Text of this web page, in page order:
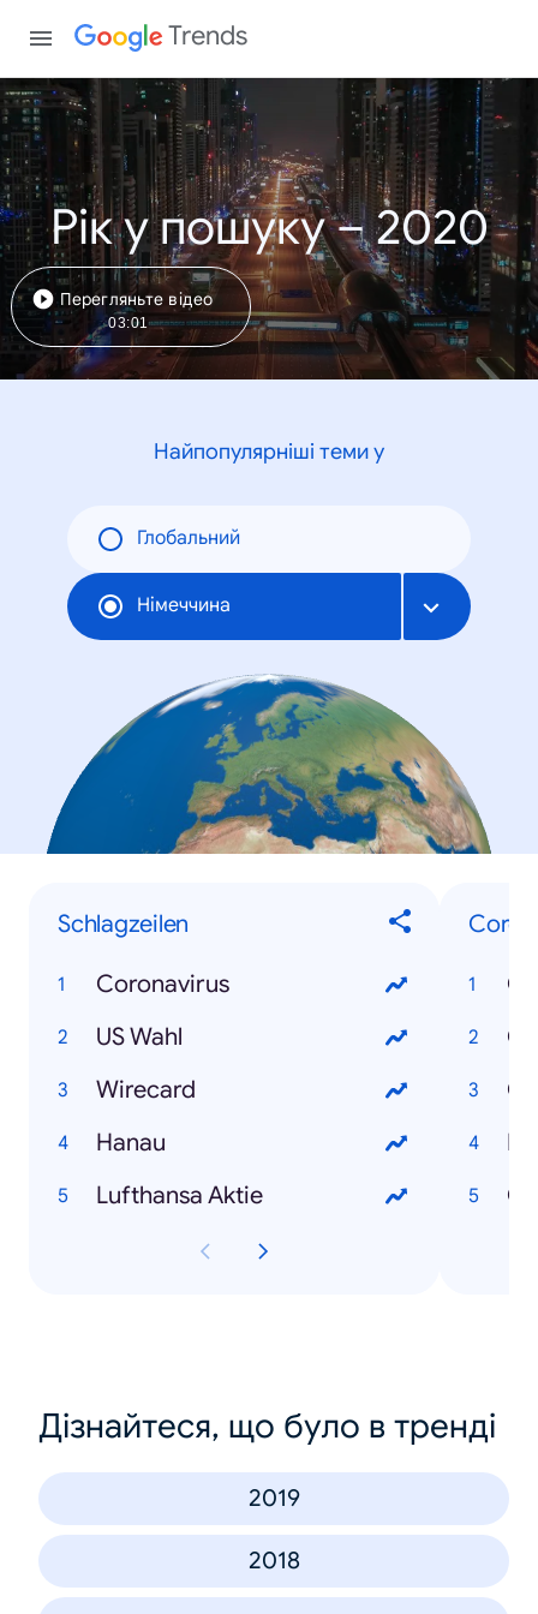
Trends
Рік у пошуку – 2020
Перегляньте відео
03:01
Найпопулярніші теми у
Глобальний
Німеччина
Schlagzeilen
Coronavirus
US Wahl
Wirecard
Hanau
Lufthansa Aktie
Дізнайтеся, що було в тренді
2019
2018